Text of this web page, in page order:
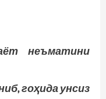
неъматини
гоҳида унсиз